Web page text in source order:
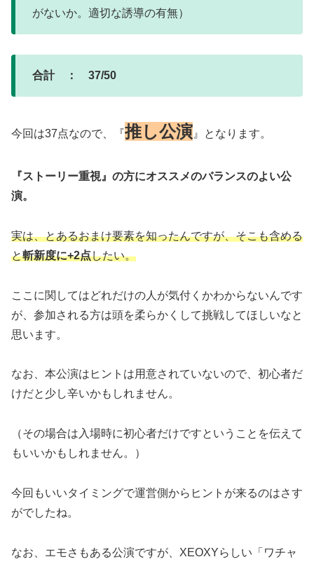
がないか。適切な誘導の有無）
合計 ： 37/50
今回は37点なので、『推し公演 』となります。
『ストーリー重視』の方にオススメのバランスのよい公
演。
実は、とあるおまけ要素を知ったんですが、そこも含める
と斬新度に+2点したい。
ここに関してはどれだけの人が気付くかわからないんです
が、参加される方は頭を柔らかくして挑戦してほしいなと
思います。
なお、本公演はヒントは用意されていないので、初心者だ
けだと少し辛いかもしれません。
（その場合は入場時に初心者だけですということを伝えて
もいいかもしれません。）
今回もいいタイミングで運営側からヒントが来るのはさす
がでしたね。
なお、エモさもある公演ですが、XEOXYらしい「ワチャ